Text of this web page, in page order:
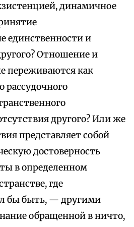
динамичное
единственности и
Отношение и
переживаются как
рассудочного
другого? Или же
представляет собой
достоверность
в определенном
где
бы быть, — другими
обращенной в ничто,